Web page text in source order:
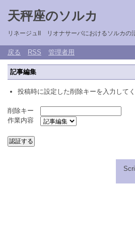
天秤座のソルカ
リネージュII リオナサーバにおけるソルカの
戻る RSS 管理者用
記事編集
投稿時に設定した削除キーを入力してく
削除キー
作業内容